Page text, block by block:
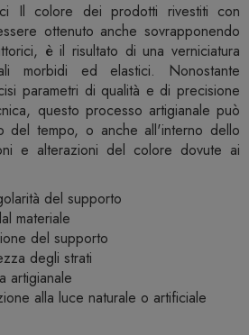
Il colore dei prodotti rivestiti con
ottenuto anche sovrapponendo
è il risultato di una verniciatura
morbidi ed elastici. Nonostante
parametri di qualità e di precisione
questo processo artigianale può
del tempo, o anche all'interno dello
e alterazioni del colore dovute ai
del supporto
materiale
del supporto
degli strati
artigianale
alla luce naturale o artificiale